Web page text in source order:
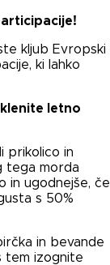
kljub Evropski
ki lahko
letno
prikolico in
tega morda
in ugodnejše, če
s 50%
in bevande
tem izognite